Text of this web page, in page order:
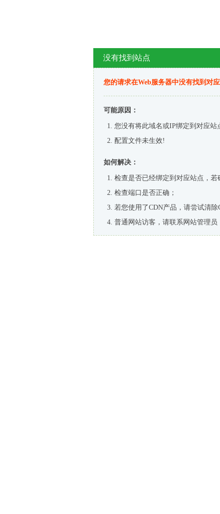
没有找到站点
您的请求在Web服务器中没有找到对
可能原因：
您没有将此域名或IP绑定到对应站
配置文件未生效!
如何解决：
检查是否已经绑定到对应站点，
检查端口是否正确；
若您使用了CDN产品，请尝试清除
普通网站访客，请联系网站管理员